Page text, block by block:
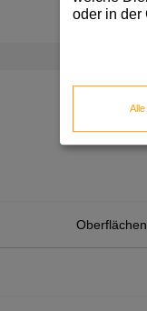
oder in der